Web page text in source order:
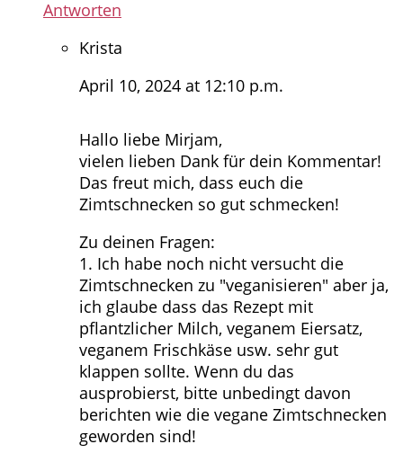
Antworten
Krista
April 10, 2024 at 12:10 p.m.
Hallo liebe Mirjam,
vielen lieben Dank für dein Kommentar!
Das freut mich, dass euch die
Zimtschnecken so gut schmecken!
Zu deinen Fragen:
1. Ich habe noch nicht versucht die
Zimtschnecken zu "veganisieren" aber ja,
ich glaube dass das Rezept mit
pflantzlicher Milch, veganem Eiersatz,
veganem Frischkäse usw. sehr gut
klappen sollte. Wenn du das
ausprobierst, bitte unbedingt davon
berichten wie die vegane Zimtschnecken
geworden sind!